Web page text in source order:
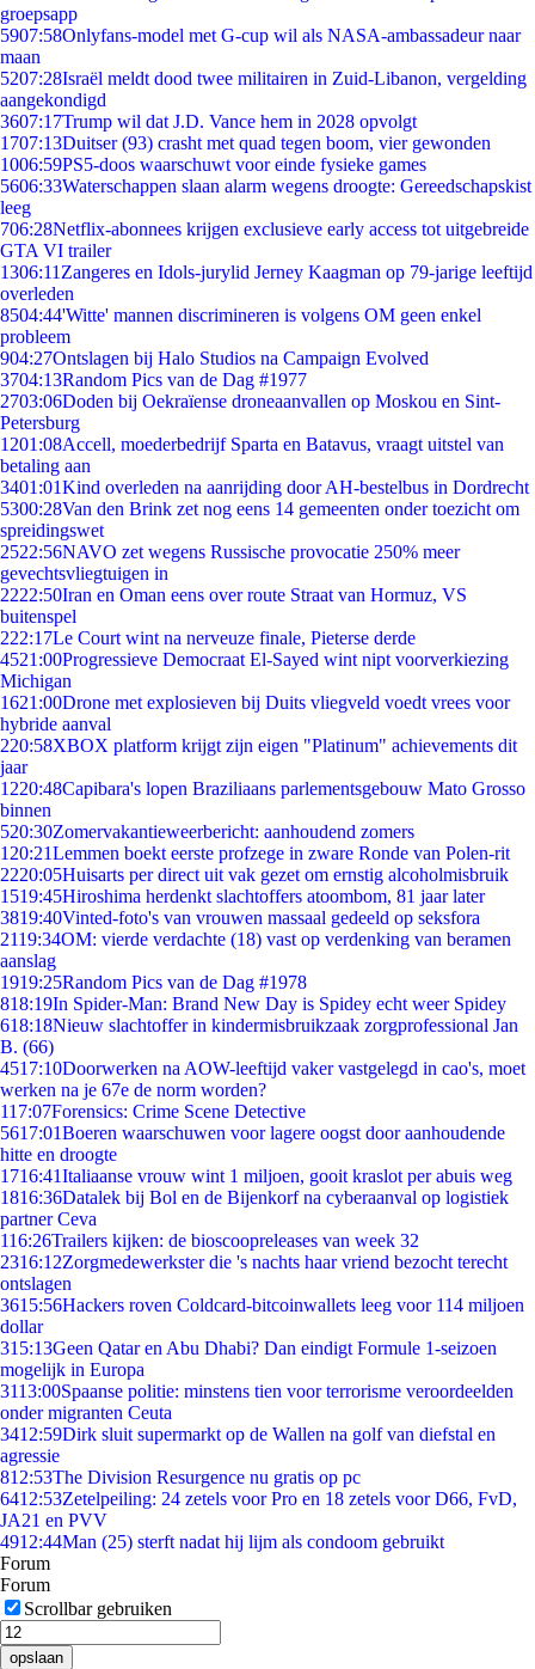
groepsapp
5907:58Onlyfans-model met G-cup wil als NASA-ambassadeur naar
maan
5207:28Israël meldt dood twee militairen in Zuid-Libanon, vergelding
aangekondigd
3607:17Trump wil dat J.D. Vance hem in 2028 opvolgt
1707:13Duitser (93) crasht met quad tegen boom, vier gewonden
1006:59PS5-doos waarschuwt voor einde fysieke games
5606:33Waterschappen slaan alarm wegens droogte: Gereedschapskist
leeg
706:28Netflix-abonnees krijgen exclusieve early access tot uitgebreide
GTA VI trailer
1306:11 Zangeres en Idols-jurylid Jerney Kaagman op 79-jarige leeftijd
overleden
8504:44'Witte' mannen discrimineren is volgens OM geen enkel
probleem
904:27Ontslagen bij Halo Studios na Campaign Evolved
3704:13Random Pics van de Dag #1977
2703:06Doden bij Oekraïense droneaanvallen op Moskou en Sint-
Petersburg
1201:08Accell, moederbedrijf Sparta en Batavus, vraagt uitstel van
betaling aan
3401:01Kind overleden na aanrijding door AH-bestelbus in Dordrecht
5300:28Van den Brink zet nog eens 14 gemeenten onder toezicht om
spreidingswet
2522:56NAVO zet wegens Russische provocatie 250% meer
gevechtsvliegtuigen in
2222:50Iran en Oman eens over route Straat van Hormuz, VS
buitenspel
222:17Le Court wint na nerveuze finale, Pieterse derde
4521:00Progressieve Democraat El-Sayed wint nipt voorverkiezing
Michigan
1621:00Drone met explosieven bij Duits vliegveld voedt vrees voor
hybride aanval
220:58XBOX platform krijgt zijn eigen "Platinum" achievements dit
jaar
1220:48Capibara's lopen Braziliaans parlementsgebouw Mato Grosso
binnen
520:30Zomervakantieweerbericht: aanhoudend zomers
1 20:21Lemmen boekt eerste profzege in zware Ronde van Polen-rit
2220:05Huisarts per direct uit vak gezet om ernstig alcoholmisbruik
1519:45Hiroshima herdenkt slachtoffers atoombom, 81 jaar later
3819:40Vinted-foto's van vrouwen massaal gedeeld op seksfora
2119:34OM: vierde verdachte (18) vast op verdenking van beramen
aanslag
1919:25Random Pics van de Dag #1978
818:19In Spider-Man: Brand New Day is Spidey echt weer Spidey
618:18Nieuw slachtoffer in kindermisbruikzaak zorgprofessional Jan
B. (66)
4517:10Doorwerken na AOW-leeftijd vaker vastgelegd in cao's, moet
werken na je 67e de norm worden?
117:07Forensics: Crime Scene Detective
5617:01Boeren waarschuwen voor lagere oogst door aanhoudende
hitte en droogte
1716:41Italiaanse vrouw wint 1 miljoen, gooit kraslot per abuis weg
1816:36Datalek bij Bol en de Bijenkorf na cyberaanval op logistiek
partner Ceva
116:26Trailers kijken: de bioscoopreleases van week 32
2316:12Zorgmedewerkster die 's nachts haar vriend bezocht terecht
ontslagen
3615:56Hackers roven Coldcard-bitcoinwallets leeg voor 114 miljoen
dollar
315:13Geen Qatar en Abu Dhabi? Dan eindigt Formule 1-seizoen
mogelijk in Europa
3113:00Spaanse politie: minstens tien voor terrorisme veroordeelden
onder migranten Ceuta
3412:59Dirk sluit supermarkt op de Wallen na golf van diefstal en
agressie
812:53The Division Resurgence nu gratis op pc
6412:53Zetelpeiling: 24 zetels voor Pro en 18 zetels voor D66, FvD,
JA21 en PVV
4912:44Man (25) sterft nadat hij lijm als condoom gebruikt
Forum
Forum
Scrollbar gebruiken
opslaan